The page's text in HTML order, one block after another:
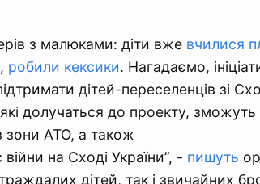
з малюками: діти вже вчилися
, робили кексики. Нагадаємо,
дітей-переселенців зі
долучаться до проекту, зможуть
зони АТО, а також
на Сході України”, - пишуть
дітей, так і звичайних